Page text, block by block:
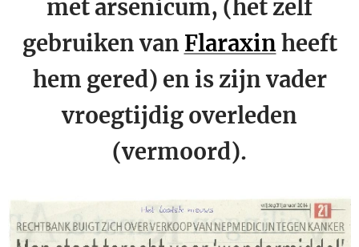
met arsenicum, (het zelf
gebruiken van Flaraxin heeft
hem gered) en is zijn vader
vroegtijdig overleden
(vermoord).